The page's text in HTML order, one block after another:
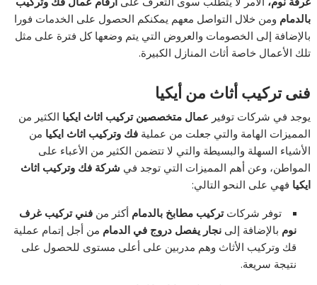
بالدمام ومن خلال التواصل معهم يمكنكم الحصول على الخدمات فورا
بالإضافة إلى الخصومات والعروض التي يتم وضعها كل فترة على مثل
تلك الأعمال خاصة أثاث المنازل الكبيرة.
فنى تركيب أثاث من أيكيا
يوجد في شركات توفير عمال متخصصين تركيب اثاث ايكيا الكثير من
المميزات الهامة والتي جعلت من عمليةفك وتركيب اثاث ايكيا من
الأشياء السهلة والبسيطة والتي لا تتضمن الكثير من الأعباء على
المواطن، وعن أهم المميزات التي توجد في شركة فك وتركيب اثاث
ايكيا فهي على النحو التالي:
توفر شركاتتركيب مطابخ بالدمامأكثر منفني تركيب غرف
نوم بالإضافة إلىنجار يفصل دروج في الدمام من أجل إتمام عملية
قك وتركيب الأثاث وهم مدربين على أعلى مستوى للحصول على
نتيجة سريعة.